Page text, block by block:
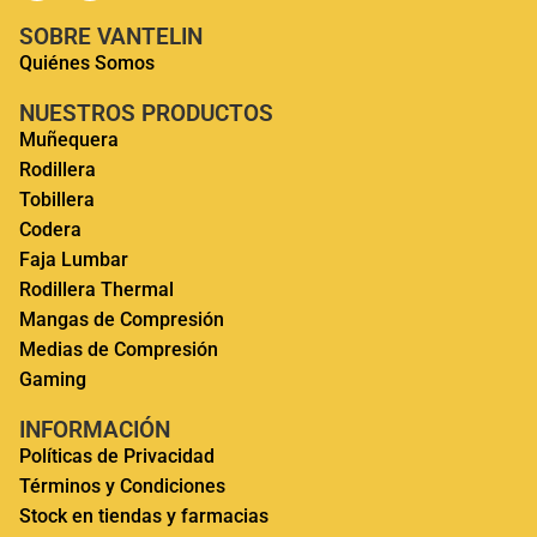
SOBRE VANTELIN
Quiénes Somos
NUESTROS PRODUCTOS
Muñequera
Rodillera
Tobillera
Codera
Faja Lumbar
Rodillera Thermal
Mangas de Compresión
Medias de Compresión
Gaming
INFORMACIÓN
Políticas de Privacidad
Términos y Condiciones
Stock en tiendas y farmacias